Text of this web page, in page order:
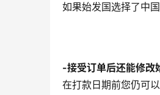
如果始发国选择了中
-接受订单后还能修改
在打款日期前您仍可